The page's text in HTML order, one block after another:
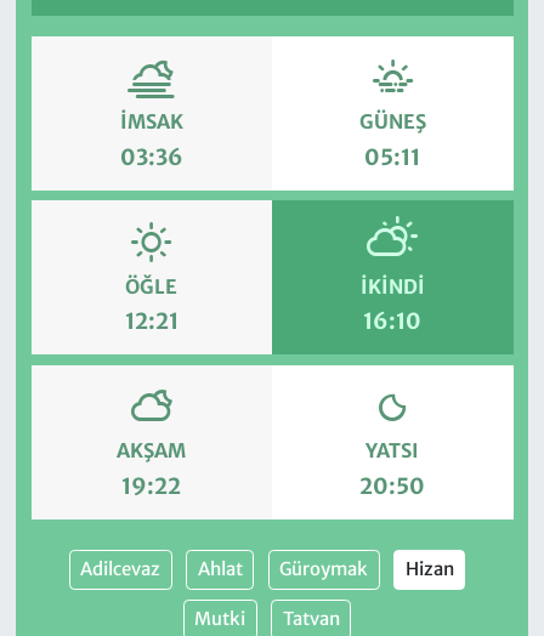
İMSAK
03:36
GÜNEŞ
05:11
ÖĞLE
12:21
İKINDI
16:10
AKŞAM
19:22
YATSI
20:50
Adilcevaz Ahlat Güroymak Hizan
Mutki Tatvan